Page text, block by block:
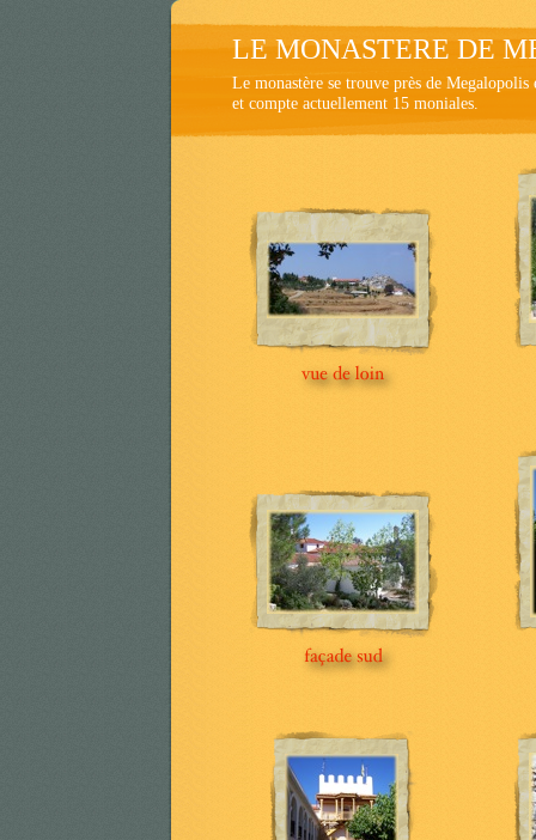
Le monastère se trouve près de
et compte actuellement 15 moniales.
LE MONASTERE DE